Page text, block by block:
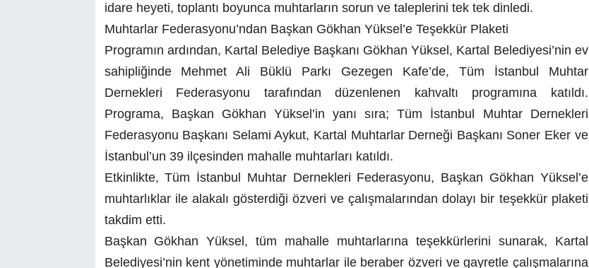
idare heyeti, toplantı boyunca muhtarların sorun ve taleplerini tek tek dinledi.
Muhtarlar Federasyonu’ndan Başkan Gökhan Yüksel’e Teşekkür Plaketi
Programın ardından, Kartal Belediye Başkanı Gökhan Yüksel, Kartal Belediyesi’nin ev
sahipliğinde Mehmet Ali Büklü Parkı Gezegen Kafe’de, Tüm İstanbul Muhtar
Dernekleri Federasyonu tarafından düzenlenen kahvaltı programına katıldı.
Programa, Başkan Gökhan Yüksel’in yanı sıra; Tüm İstanbul Muhtar Dernekleri
Federasyonu Başkanı Selami Aykut, Kartal Muhtarlar Derneği Başkanı Soner Eker ve
İstanbul’un 39 ilçesinden mahalle muhtarları katıldı.
Etkinlikte, Tüm İstanbul Muhtar Dernekleri Federasyonu, Başkan Gökhan Yüksel’e
muhtarlıklar ile alakalı gösterdiği özveri ve çalışmalarından dolayı bir teşekkür plaketi
takdim etti.
Başkan Gökhan Yüksel, tüm mahalle muhtarlarına teşekkürlerini sunarak, Kartal
Belediyesi’nin kent yönetiminde muhtarlar ile beraber özveri ve gayretle çalışmalarına